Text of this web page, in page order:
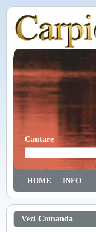
Cautare
HOME INFO
Vezi Comanda